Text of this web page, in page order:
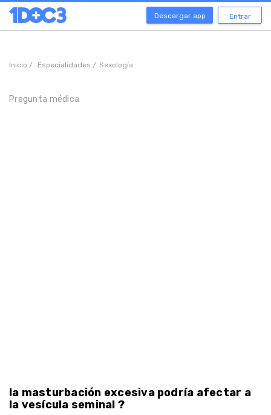
Descargar app Entrar
Inicio / Especialidades / Sexología
Pregunta médica
la masturbación excesiva podría afectar a
la vesícula seminal ?